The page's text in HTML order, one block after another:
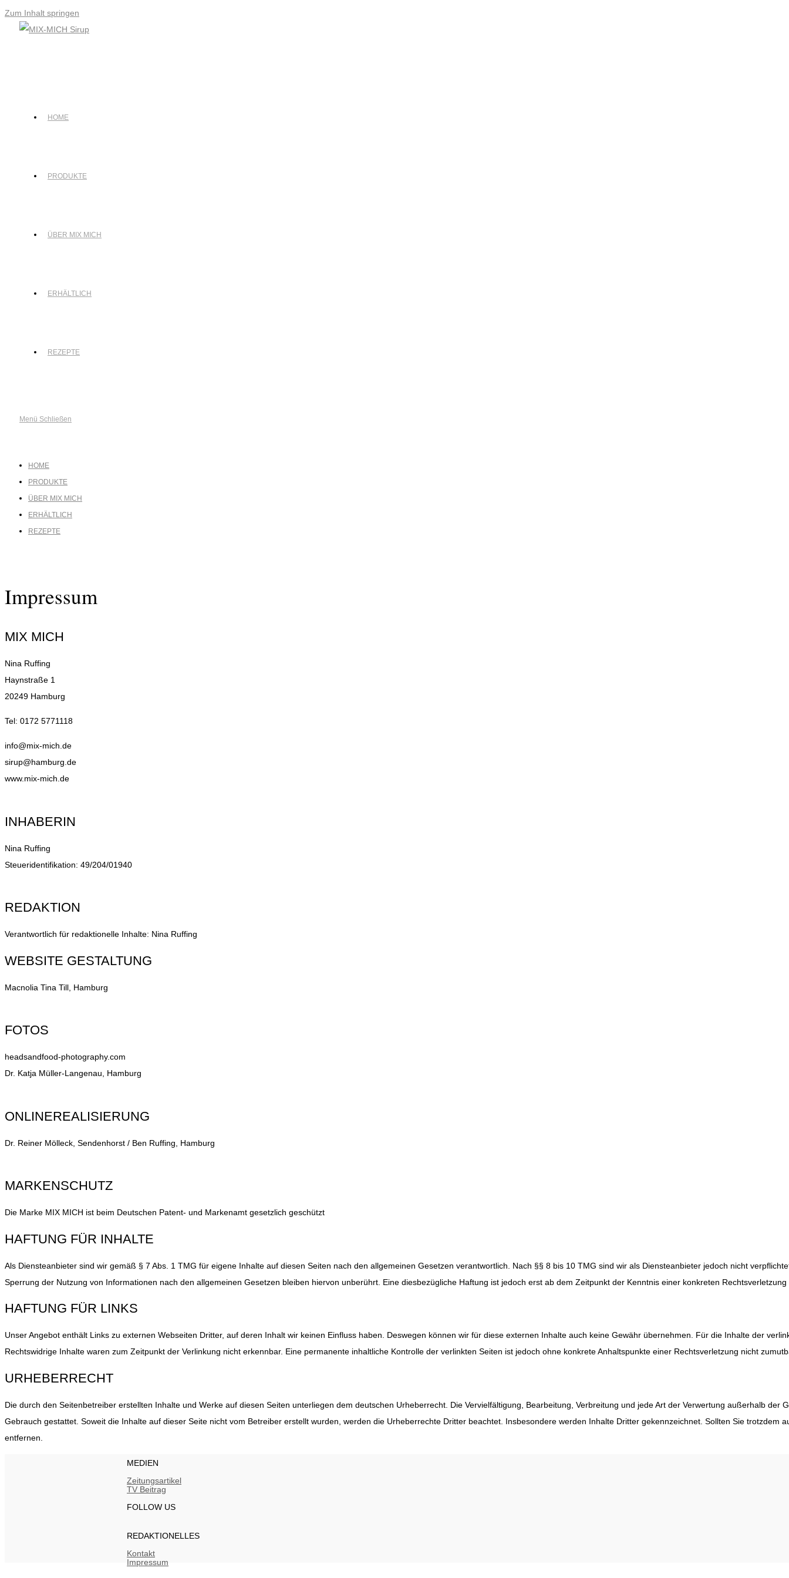
Zum Inhalt springen
HOME
PRODUKTE
ÜBER MIX MICH
ERHÄLTLICH
REZEPTE
Menü Schließen
HOME
PRODUKTE
ÜBER MIX MICH
ERHÄLTLICH
REZEPTE
Impressum
MIX MICH
Nina Ruffing
Haynstraße 1
20249 Hamburg
Tel: 0172 5771118
info@mix-mich.de
sirup@hamburg.de
www.mix-mich.de
INHABERIN
Nina Ruffing
Steueridentifikation: 49/204/01940
REDAKTION
Verantwortlich für redaktionelle Inhalte: Nina Ruffing
WEBSITE GESTALTUNG
Macnolia Tina Till, Hamburg
FOTOS
headsandfood-photography.com
Dr. Katja Müller-Langenau, Hamburg
ONLINEREALISIERUNG
Dr. Reiner Mölleck, Sendenhorst / Ben Ruffing, Hamburg
MARKENSCHUTZ
Die Marke MIX MICH ist beim Deutschen Patent- und Markenamt gesetzlich geschützt
HAFTUNG FÜR INHALTE
Als Diensteanbieter sind wir gemäß § 7 Abs. 1 TMG für eigene Inhalte auf diesen Seiten nach den allgemeinen Gesetzen verantwortlich. Nach §§ 8 bis 10 TMG sind wir als Diensteanbieter jedoch nicht
Sperrung der Nutzung von Informationen nach den allgemeinen Gesetzen bleiben hiervon unberührt. Eine diesbezügliche Haftung ist jedoch erst ab dem Zeitpunkt der Kenntnis einer konkreten
HAFTUNG FÜR LINKS
Unser Angebot enthält Links zu externen Webseiten Dritter, auf deren Inhalt wir keinen Einfluss haben. Deswegen können wir für diese externen Inhalte auch keine Gewähr übernehmen. Für die Inhalte der
Rechtswidrige Inhalte waren zum Zeitpunkt der Verlinkung nicht erkennbar. Eine permanente inhaltliche Kontrolle der verlinkten Seiten ist jedoch ohne konkrete Anhaltspunkte einer Rechtsverletzung nicht
URHEBERRECHT
Die durch den Seitenbetreiber erstellten Inhalte und Werke auf diesen Seiten unterliegen dem deutschen Urheberrecht. Die Vervielfältigung, Bearbeitung, Verbreitung und jede Art der Verwertung außerhalb
Gebrauch gestattet. Soweit die Inhalte auf dieser Seite nicht vom Betreiber erstellt wurden, werden die Urheberrechte Dritter beachtet. Insbesondere werden Inhalte Dritter gekennzeichnet. Sollten Sie
entfernen.
MEDIEN
Zeitungsartikel
TV Beitrag
FOLLOW US
REDAKTIONELLES
Kontakt
Impressum